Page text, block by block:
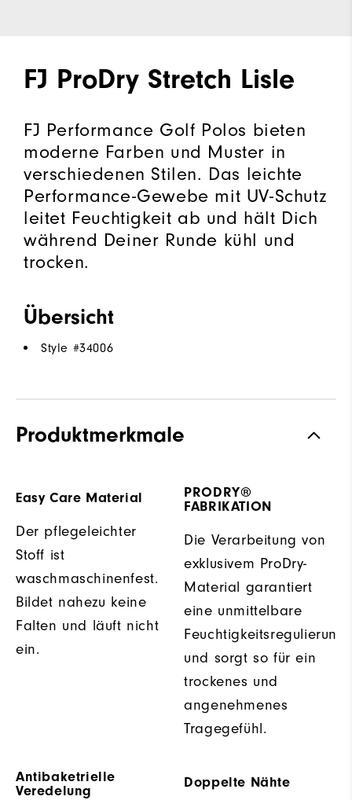
FJ ProDry Stretch Lisle
FJ Performance Golf Polos bieten
moderne Farben und Muster in
verschiedenen Stilen. Das leichte
Performance-Gewebe mit UV-Schutz
leitet Feuchtigkeit ab und hält Dich
während Deiner Runde kühl und
trocken.
Übersicht
Style #34006
Produktmerkmale
Easy Care Material
Der pflegeleichter
Stoff ist
waschmaschinenfest.
Bildet nahezu keine
Falten und läuft nicht
ein.
PRODRY®
FABRIKATION
Die Verarbeitung von
exklusivem ProDry-
Material garantiert
eine unmittelbare
Feuchtigkeitsregulierung
und sorgt so für ein
trockenes und
angenehmenes
Tragegefühl.
Antibaketrielle
Veredelung
Doppelte Nähte